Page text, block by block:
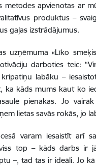
metodes apvienotas ar
produktus –
gaļas izstrādājumus.
uzņēmuma «Līko
darboties teic: “
labāku –
ka kāds mums kaut ko
pienākas. Jo
lietas savās rokās, jo
varam iesaistīt arī
top – kāds darbs ir
–, tad tas ir ideāli. Jo